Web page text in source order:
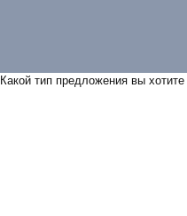
Какой тип предложения вы